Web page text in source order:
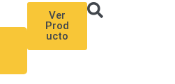
Ver
Prod
ucto